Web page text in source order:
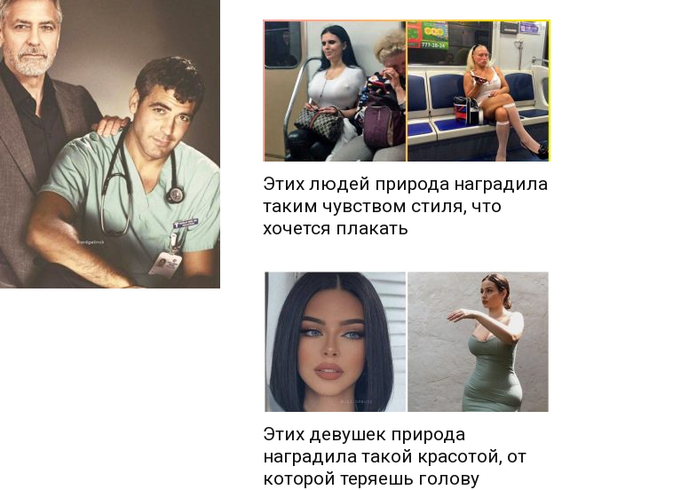
Этих людей природа наградила
таким чувством стиля, что
хочется плакать
Этих девушек природа
наградила такой красотой, от
которой теряешь голову